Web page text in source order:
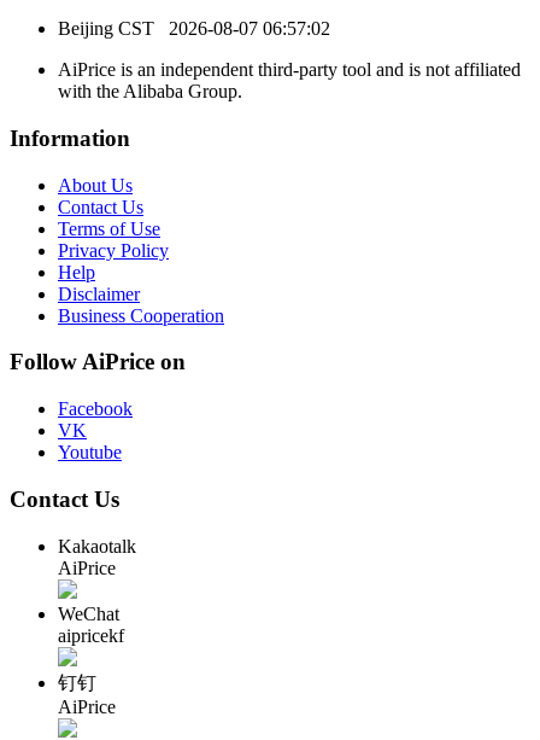
Beijing CST 2026-08-07 06:57:02
AiPrice is an independent third-party tool and is not affiliated
with the Alibaba Group.
Information
About Us
Contact Us
Terms of Use
Privacy Policy
Help
Disclaimer
Business Cooperation
Follow AiPrice on
Facebook
VK
Youtube
Contact Us
Kakaotalk
AiPrice
WeChat
aipricekf
钉钉
AiPrice